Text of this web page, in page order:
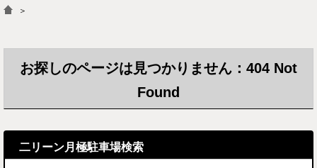
＞
お探しのページは見つかりません：404 Not
Found
二リーン月極駐車場検索